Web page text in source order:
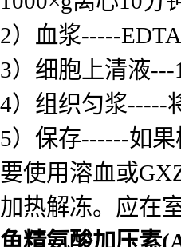
5）保存------如
要使用溶血或
加热解冻。应在
鱼精氨酸加压素
1）标准品：标
2）洗涤缓冲液
鱼精氨酸加压素